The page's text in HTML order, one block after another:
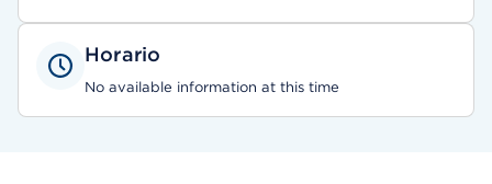
Horario
No available information at this time